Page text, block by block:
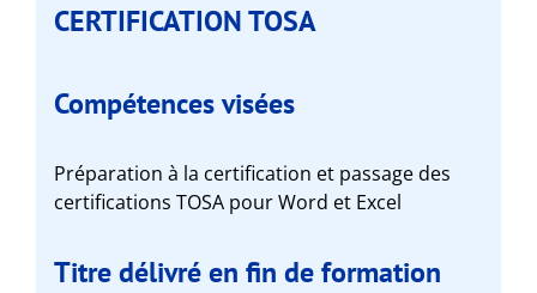
CERTIFICATION TOSA
Compétences visées
Préparation à la certification et passage des
certifications TOSA pour Word et Excel
Titre délivré en fin de formation